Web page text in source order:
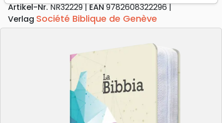
Artikel-Nr.NR32229 EAN9782608322296
Verlag Société Biblique de Genève